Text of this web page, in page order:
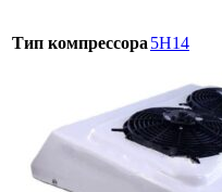
Тип компрессора 5H14